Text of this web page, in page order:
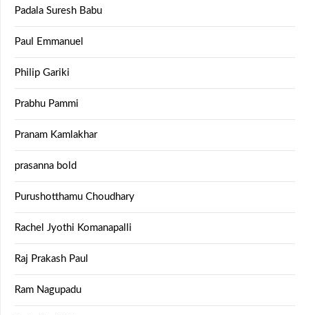
Padala Suresh Babu
Paul Emmanuel
Philip Gariki
Prabhu Pammi
Pranam Kamlakhar
prasanna bold
Purushotthamu Choudhary
Rachel Jyothi Komanapalli
Raj Prakash Paul
Ram Nagupadu